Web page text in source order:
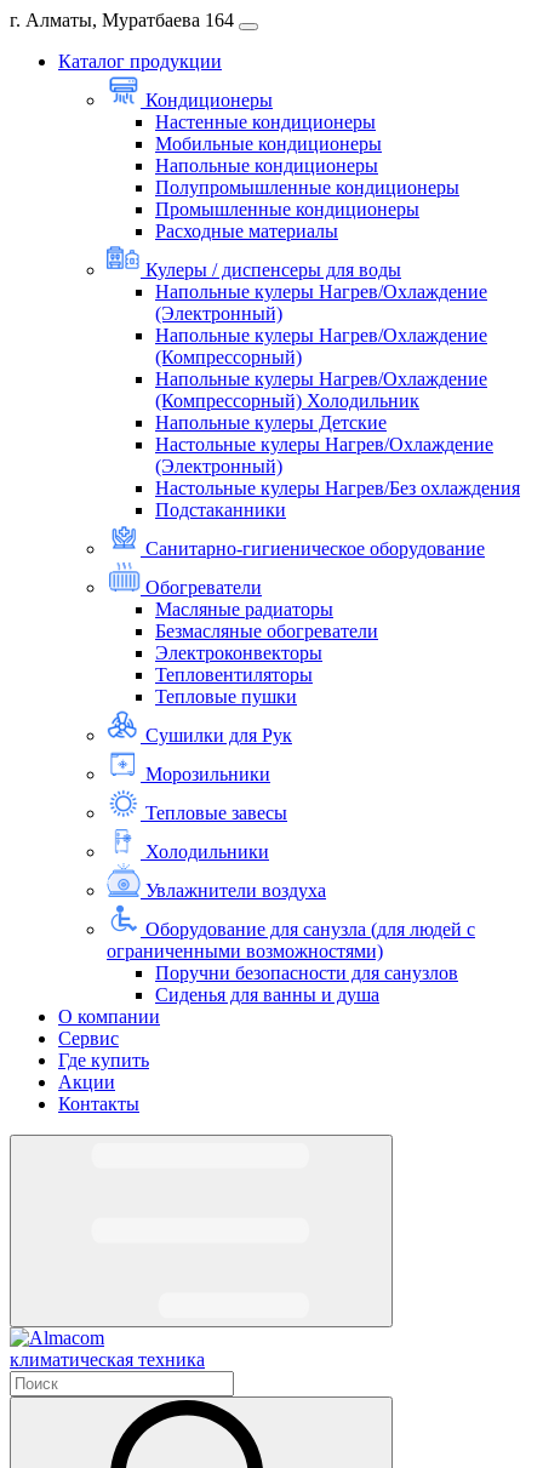
г. Алматы, Муратбаева 164
Каталог продукции
Кондиционеры
Настенные кондиционеры
Мобильные кондиционеры
Напольные кондиционеры
Полупромышленные кондиционеры
Промышленные кондиционеры
Расходные материалы
Кулеры / диспенсеры для воды
Напольные кулеры Нагрев/Охлаждение
(Электронный)
Напольные кулеры Нагрев/Охлаждение
(Компрессорный)
Напольные кулеры Нагрев/Охлаждение
(Компрессорный) Холодильник
Напольные кулеры Детские
Настольные кулеры Нагрев/Охлаждение
(Электронный)
Настольные кулеры Нагрев/Без охлаждения
Подстаканники
Санитарно-гигиеническое оборудование
Обогреватели
Масляные радиаторы
Безмасляные обогреватели
Электроконвекторы
Тепловентиляторы
Тепловые пушки
Сушилки для Рук
Морозильники
Тепловые завесы
Холодильники
Увлажнители воздуха
Оборудование для санузла (для людей с
ограниченными возможностями)
Поручни безопасности для санузлов
Сиденья для ванны и душа
О компании
Сервис
Где купить
Акции
Контакты
климатическая техника